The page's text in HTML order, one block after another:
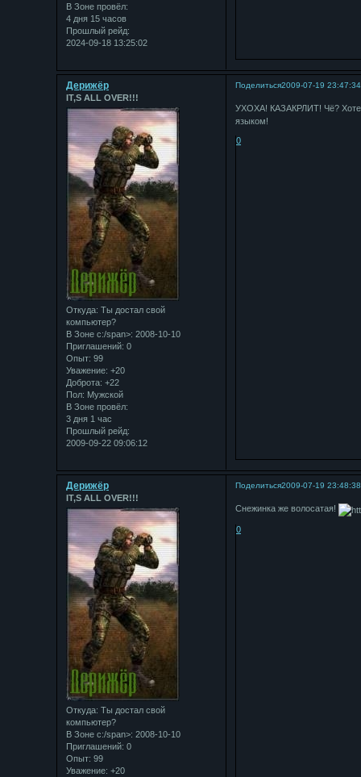
В Зоне провёл:
4 дня 15 часов
Прошлый рейд:
2024-09-18 13:25:02
Поделиться2009-07-19 23:47:34
Дерижёр
IT,S ALL OVER!!!
Откуда: Ты достал свой
компьютер?
В Зоне с:/span>: 2008-10-10
Приглашений: 0
Опыт: 99
Уважение: +20
Доброта: +22
Пол: Мужской
В Зоне провёл:
3 дня 1 час
Прошлый рейд:
2009-09-22 09:06:12
УХОХА! КАЗАКРЛИТ! Чё?
языком!
0
Поделиться2009-07-19 23:48:38
Дерижёр
IT,S ALL OVER!!!
Откуда: Ты достал свой
компьютер?
В Зоне с:/span>: 2008-10-10
Приглашений: 0
Опыт: 99
Уважение: +20
Снежинка же волосатая!
0